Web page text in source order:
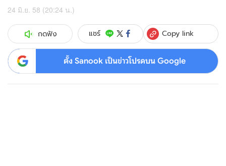
24 มิ.ย. 58 (20:24 น.)
กดฟัง แชร์ Copy link
ตั้ง Sanook เป็นข่าวโปรดบน Google